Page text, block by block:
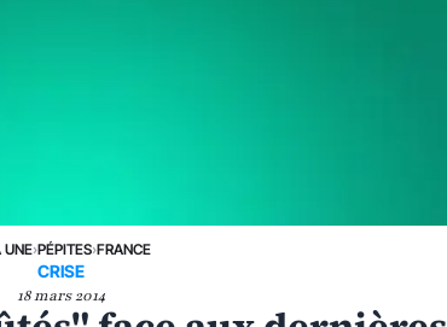
UNE›PÉPITES›FRANCE
CRISE
18 mars 2014